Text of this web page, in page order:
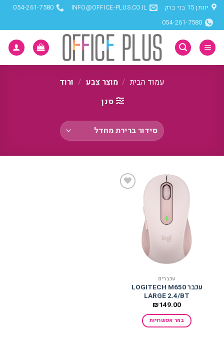
Skip
content
יונתן 15 בני ברק INFO@OFFICE-PLUS.CO.IL
054-261-7580
054-261-7580
עמוד הבית / מוצר צבע / ורוד
סנן
עכברים
עכבר LOGITECH M650
LARGE 2.4/BT
₪149.00
בחר אפשרויות